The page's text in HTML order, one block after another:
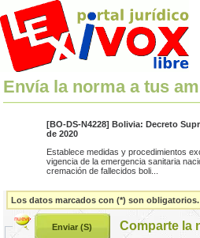
Envía la norma a tus
[BO-DS-N4228] Bolivia: Decreto
de 2020
Establece medidas y procedimientos
vigencia de la emergencia sanitaria
cremación de fallecidos boli...
Los datos marcados con (*) son obligatorios.
Comparte la